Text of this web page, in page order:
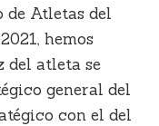
de Atletas del
hemos
del atleta se
general del
con el del